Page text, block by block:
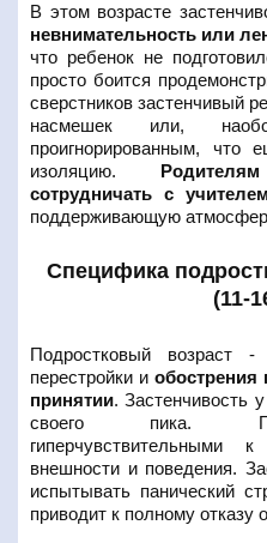
В этом возрасте
невнимательность или
что ребенок не
просто боится
сверстников застенчивый
насмешек или,
проигнорированным, что
изоляцию.
сотрудничать с учителем
поддерживающую
Специфика
(11-
Подростковый возраст -
перестройки и обострения
принятии. Застенчивость
своего пика.
гиперчувствительными
внешности и поведения.
испытывать панический
приводит к полному отказу